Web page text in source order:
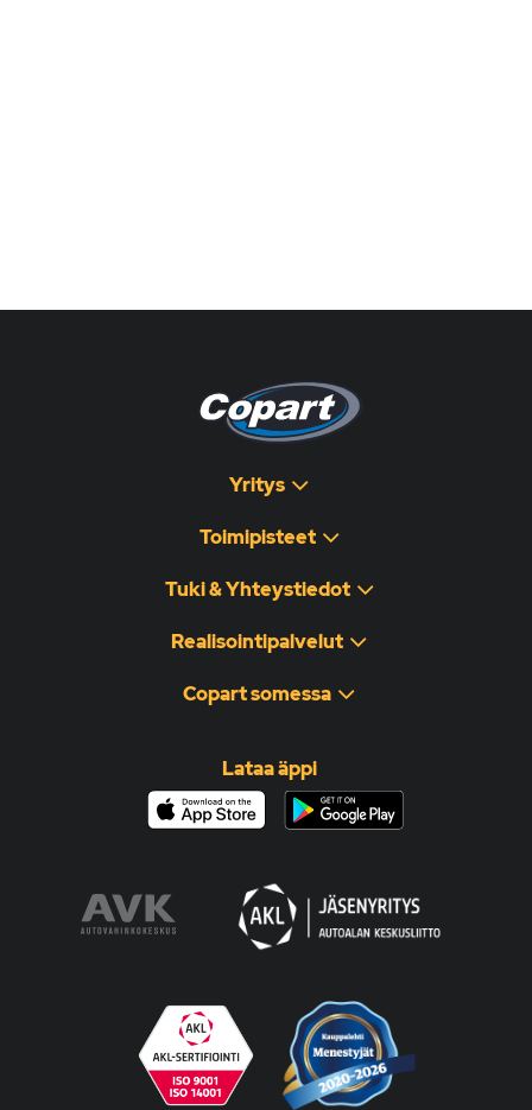
Yritys
Toimipisteet
Tuki & Yhteystiedot
Realisointipalvelut
Copart somessa
Lataa äppi